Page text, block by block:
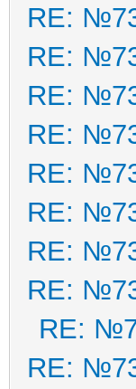
RE:
RE:
RE:
RE:
RE:
RE:
RE:
RE:
RE:
RE: